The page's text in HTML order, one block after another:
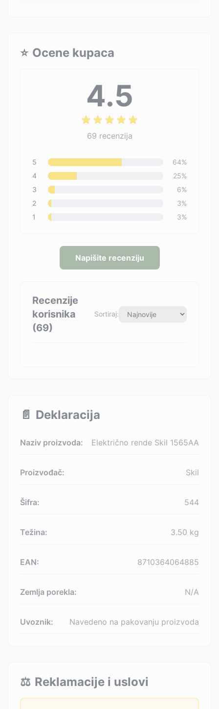
⭐ Ocene kupaca
4.5
69 recenzija
5 64%
4
25%
3
6%
2
3%
1
3%
Napišite recenziju
Recenzije
korisnika
(69)
Sortiraj:
📄 Deklaracija
Naziv proizvoda: Električno rende Skil 1565AA
Proizvođač: Skil
Šifra: 544
Težina: 3.50 kg
EAN: 8710364064885
Zemlja porekla: N/A
Uvoznik: Navedeno na pakovanju proizvoda
⚖️ Reklamacije i uslovi